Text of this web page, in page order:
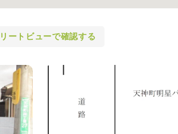
ートビューで確認する